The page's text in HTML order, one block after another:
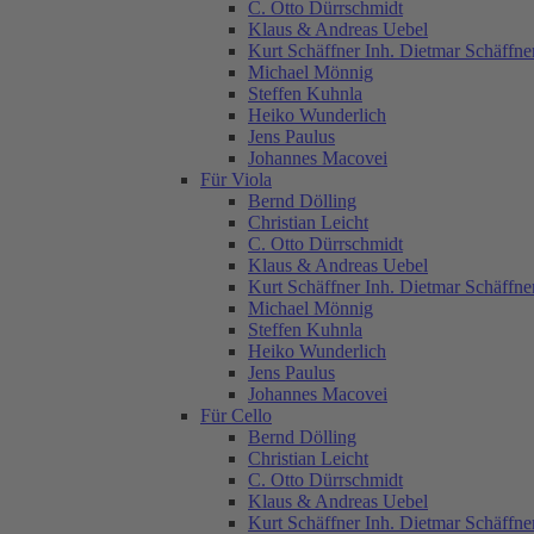
C. Otto Dürrschmidt
Klaus & Andreas Uebel
Kurt Schäffner Inh. Dietmar
Michael Mönnig
Steffen Kuhnla
Heiko Wunderlich
Jens Paulus
Johannes Macovei
Für Viola
Bernd Dölling
Christian Leicht
C. Otto Dürrschmidt
Klaus & Andreas Uebel
Kurt Schäffner Inh. Dietmar
Michael Mönnig
Steffen Kuhnla
Heiko Wunderlich
Jens Paulus
Johannes Macovei
Für Cello
Bernd Dölling
Christian Leicht
C. Otto Dürrschmidt
Klaus & Andreas Uebel
Kurt Schäffner Inh. Dietmar